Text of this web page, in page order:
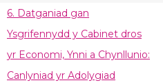
6. Datganiad gan
Ysgrifennydd y Cabinet dros
yr Economi, Ynni a Chynllunio:
Canlyniad yr Adolygiad